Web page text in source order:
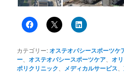
カテゴリー:オステオパシースポーツケ
ー 、オステオパシースポーツケア 、オ
ポリクリニック メディカルサービス 、